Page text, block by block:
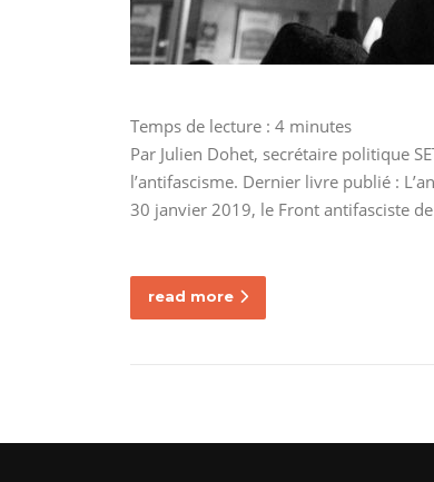
Temps de lecture : 4 minutes
Par Julien Dohet, secrétaire politique
l’antifascisme. Dernier livre publié :
30 janvier 2019, le Front antifasciste
read more